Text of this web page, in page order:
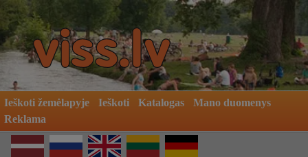
Ieškoti žemėlapyje Ieškoti Katalogas
Mano duomenys
Reklama